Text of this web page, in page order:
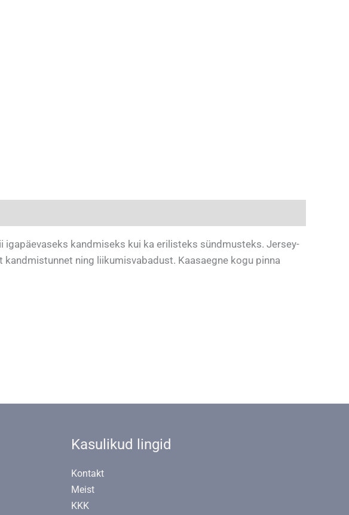
kandmiseks kui ka erilisteks sündmusteks. Jersey-
ning liikumisvabadust. Kaasaegne kogu pinna
Kasulikud lingid
Kontakt
Meist
KKK